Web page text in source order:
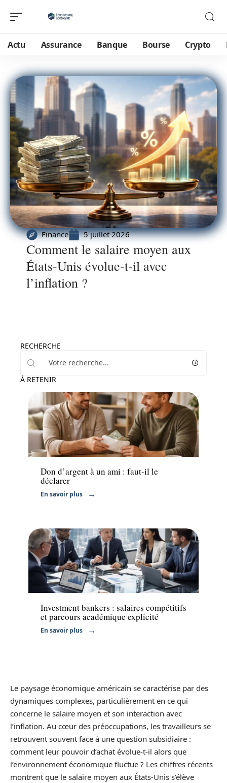
Actu Assurance Banque Bourse Crypto
Finance 5 juillet 2026
Comment le salaire moyen aux
États-Unis évolue-t-il avec
l’inflation ?
RECHERCHE
À RETENIR
Finance
Don d’argent à un ami : faut-il le
déclarer
En savoir plus
Actu
Investment bankers : salaires compétitifs
et parcours académique explicité
En savoir plus
Le paysage économique américain se caractérise par des
dynamiques complexes, particulièrement en ce qui
concerne le salaire moyen et son interaction avec
l’inflation. Au cœur des préoccupations, les travailleurs se
retrouvent souvent face à une question subsidiaire :
comment leur pouvoir d’achat évolue-t-il alors que
l’environnement économique fluctue ? Les chiffres récents
montrent que le salaire moyen aux États-Unis s’élève